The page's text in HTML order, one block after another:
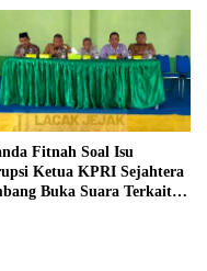
Fitnah Soal Isu
Ketua KPRI Sejahtera
Buka Suara Terkait